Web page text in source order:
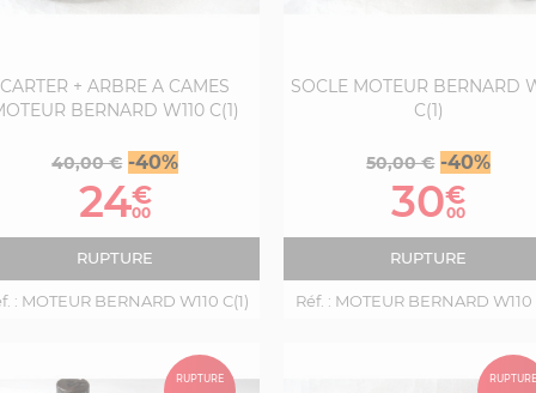
CARTER + ARBRE A CAMES
BERNARD W110 C(1)
Prix
base
40,00 € -40%Prix
24€
00
RUPTURE
: MOTEUR BERNARD W110 C(1)
SOCLE MOTEUR BERNARD
C(1)
Prix
base
50,00 € -40%Prix
30€
00
RUPTURE
Réf. : MOTEUR BERNARD W110
RUPTURE
RUPTURE